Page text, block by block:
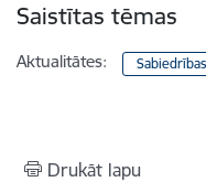
Saistītas tēmas
Aktualitātes:
Drukāt lapu